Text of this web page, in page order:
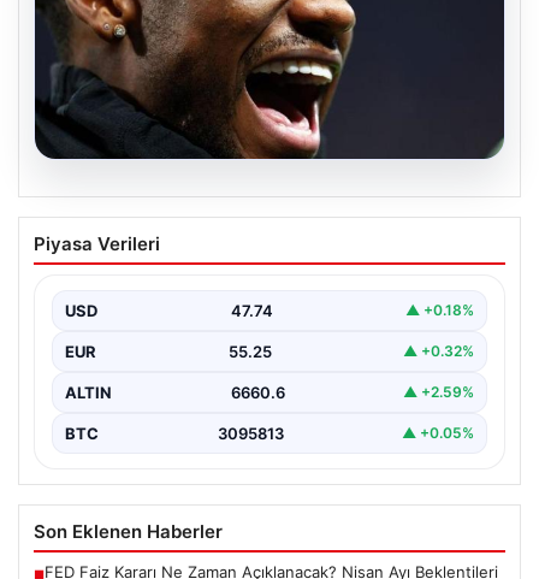
İşte Jhon Duran’ın Benfica formasıyla
ilk golü
Piyasa Verileri
USD 47.74 ▲ +0.18%
EUR 55.25 ▲ +0.32%
ALTIN 6660.6 ▲ +2.59%
BTC 3095813 ▲ +0.05%
Son Eklenen Haberler
■FED Faiz Kararı Ne Zaman Açıklanacak? Nisan Ayı Beklentileri